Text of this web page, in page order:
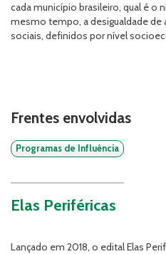
cada município brasileiro, qual é o
mesmo tempo, a desigualdade de
sociais, definidos por nível
Frentes envolvidas
Programas de Influência
Elas Periféricas
Lançado em 2018, o edital Elas